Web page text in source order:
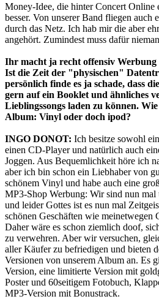
Money-Idee, die hinter Concert Online
besser. Von unserer Band fliegen auch
durch das Netz. Ich hab mir die aber
angehört. Zumindest muss dafür
Ihr macht ja recht offensiv
Ist die Zeit der "physischen"
persönlich finde es ja schade, dass
gern auf ein Booklet und ähnliches
Lieblingssongs laden zu können.
Album: Vinyl oder doch ipod?
INGO DONOT: Ich besitze sowohl
einen CD-Player und natürlich auch
Joggen. Aus Bequemlichkeit höre ich
aber ich bin schon ein Liebhaber von
schönem Vinyl und habe auch eine
MP3-Shop Werbung: Wir sind nun mal
und leider Gottes ist es nun mal
schönen Geschäften wie meinetwegen
Daher wäre es schon ziemlich doof,
zu verwehren. Aber wir versuchen,
aller Käufer zu befriedigen und bieten
Versionen von unserem Album an. Es
Version, eine limitierte Version mit
Poster und 60seitigem Fotobuch,
MP3-Version mit Bonustrack.